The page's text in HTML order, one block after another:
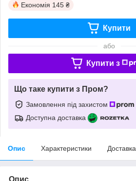
Економія 145 ₴
Купити
або
Купити з
Що таке купити з Пром?
Замовлення під захистом
Доступна доставка
Опис Характеристики Доставка
Опис